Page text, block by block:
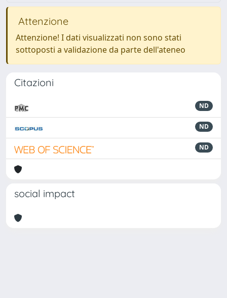
Attenzione
Attenzione! I dati visualizzati non sono stati
sottoposti a validazione da parte dell'ateneo
Citazioni
ND
ND
ND
social impact